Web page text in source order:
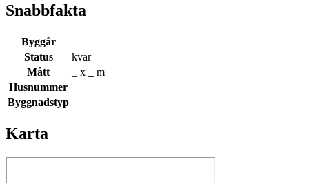
Snabbfakta
Byggår
Status
kvar
Mått
_ x _ m
Husnummer
Byggnadstyp
Karta